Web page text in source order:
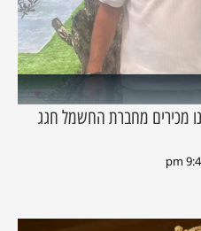
מכירים מחברת החשמל חגג
9:46